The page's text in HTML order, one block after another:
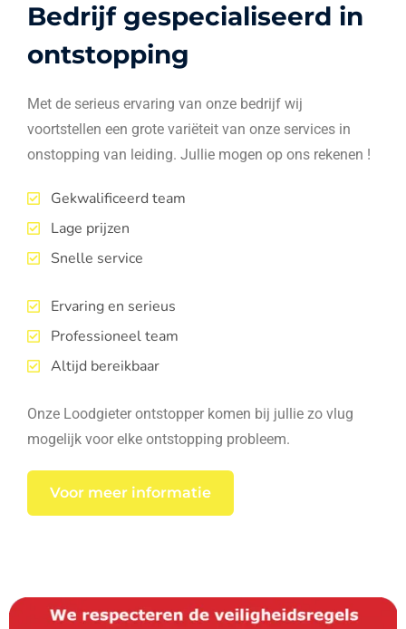
Bedrijf gespecialiseerd in
ontstopping
Met de serieus ervaring van onze bedrijf wij
voortstellen een grote variëteit van onze services in
onstopping van leiding. Jullie mogen op ons rekenen !
Gekwalificeerd team
Lage prijzen
Snelle service
Ervaring en serieus
Professioneel team
Altijd bereikbaar
Onze Loodgieter ontstopper komen bij jullie zo vlug
mogelijk voor elke ontstopping probleem.
Voor meer informatie